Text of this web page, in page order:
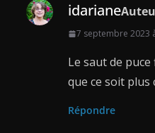
idariane
7 septembre 2023
Le saut de
que ce soit plus
Répondre